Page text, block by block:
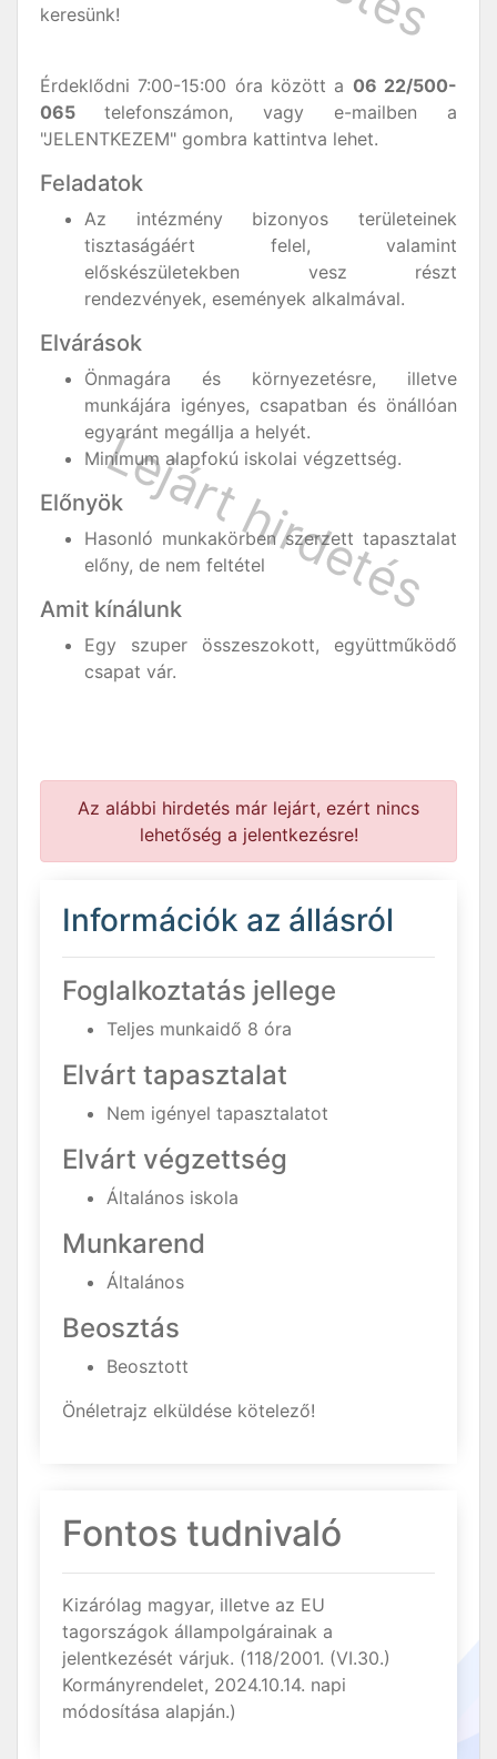
keresünk!
Érdeklődni 7:00-15:00 óra között a 06 22/500-
065 telefonszámon, vagy e-mailben a
"JELENTKEZEM" gombra kattintva lehet.
Feladatok
Az intézmény bizonyos területeinek
tisztaságáért felel, valamint
előskészületekben vesz részt
rendezvények, események alkalmával.
Elvárások
Önmagára és környezetésre, illetve
munkájára igényes, csapatban és önállóan
egyaránt megállja a helyét.
Minimum alapfokú iskolai végzettség.
Előnyök
Hasonló munkakörben szerzett tapasztalat
előny, de nem feltétel
Amit kínálunk
Egy szuper összeszokott, együttműködő
csapat vár.
Az alábbi hirdetés már lejárt, ezért nincs
lehetőség a jelentkezésre!
Információk az állásról
Foglalkoztatás jellege
Teljes munkaidő 8 óra
Elvárt tapasztalat
Nem igényel tapasztalatot
Elvárt végzettség
Általános iskola
Munkarend
Általános
Beosztás
Beosztott
Önéletrajz elküldése kötelező!
Fontos tudnivaló
Kizárólag magyar, illetve az EU
tagországok állampolgárainak a
jelentkezését várjuk. (118/2001. (VI.30.)
Kormányrendelet, 2024.10.14. napi
módosítása alapján.)